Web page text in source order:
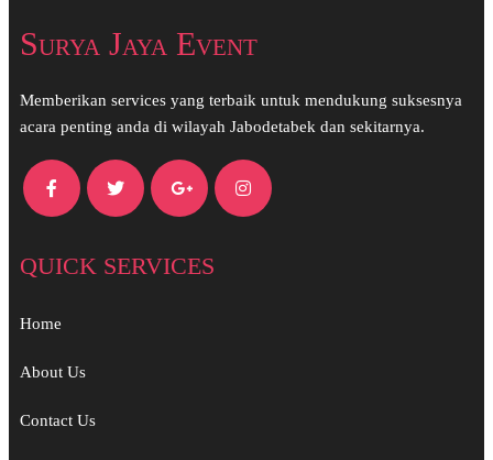
Surya Jaya Event
Memberikan services yang terbaik untuk mendukung suksesnya
acara penting anda di wilayah Jabodetabek dan sekitarnya.
QUICK SERVICES
Home
About Us
Contact Us